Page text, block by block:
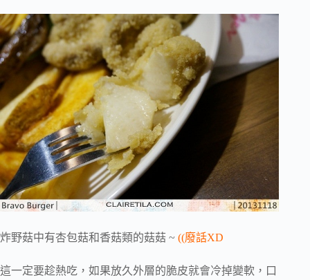
炸野菇中有杏包菇和香菇類的菇菇 ~ ((廢話XD
這一定要趁熱吃，如果放久外層的脆皮就會冷掉變軟，口